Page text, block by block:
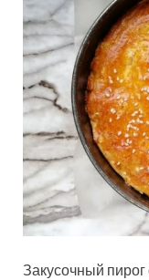
Закусочный пирог